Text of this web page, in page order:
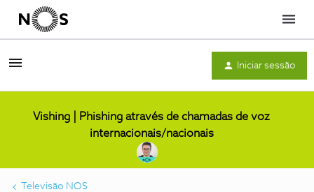
Menu
Iniciar sessão
Vishing | Phishing através de chamadas de voz
internacionais/nacionais
Televisão NOS